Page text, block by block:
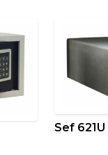
Sef 621U